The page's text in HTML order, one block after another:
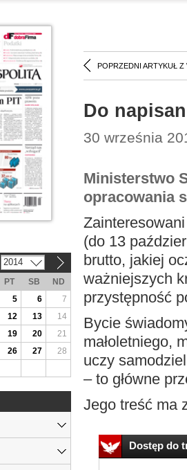
POPRZEDNI ARTYKUŁ Z
Do
30 września
Ministerstwo
opracowania
(do 13
brutto, jakiej
ważniejszych
przystępność
Bycie
małoletniego,
uczy
– to główne
Jego treść ma
Dostęp do
2014
PT SB
ND
5 6
7
12 13
14
19 20
21
26 27
28